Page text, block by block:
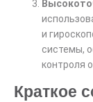
и
системы,
контроля
Краткое